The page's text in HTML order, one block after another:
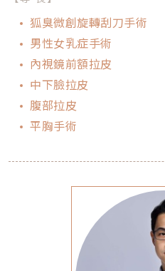
狐臭微創旋轉刮刀手術
男性女乳症手術
內視鏡前額拉皮
中下臉拉皮
腹部拉皮
平胸手術